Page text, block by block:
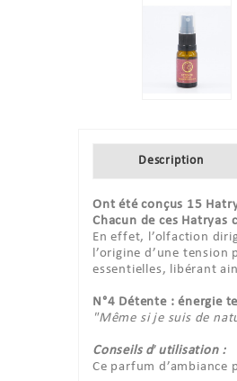
Description
Ont été conçus 15
Chacun de ces
En effet, l’olfaction
l’origine d’une
essentielles, libérant
N°4 Détente : énergie
"Même si je suis de
Conseils d’ utilisation :
Ce parfum